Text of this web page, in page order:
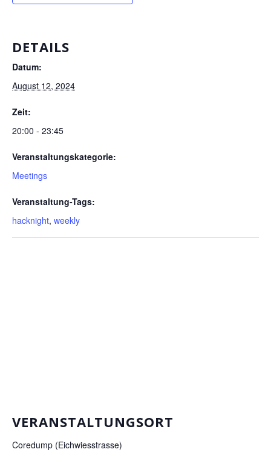
DETAILS
Datum:
August 12, 2024
Zeit:
20:00 - 23:45
Veranstaltungskategorie:
Meetings
Veranstaltung-Tags:
hacknight, weekly
VERANSTALTUNGSORT
Coredump (Eichwiesstrasse)